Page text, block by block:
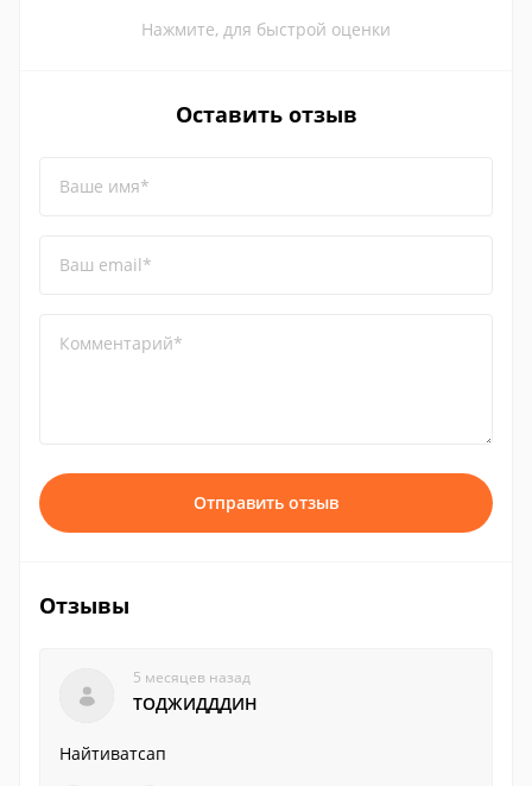
Нажмите, для быстрой оценки
Оставить отзыв
Ваше имя*
Ваш email*
Комментарий*
Отправить отзыв
Отзывы
5 месяцев назад
ТОДЖИДДДИН
Найтиватсап